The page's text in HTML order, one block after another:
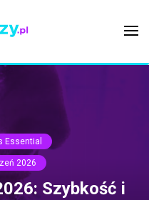
Essential
2026
Szybkość i